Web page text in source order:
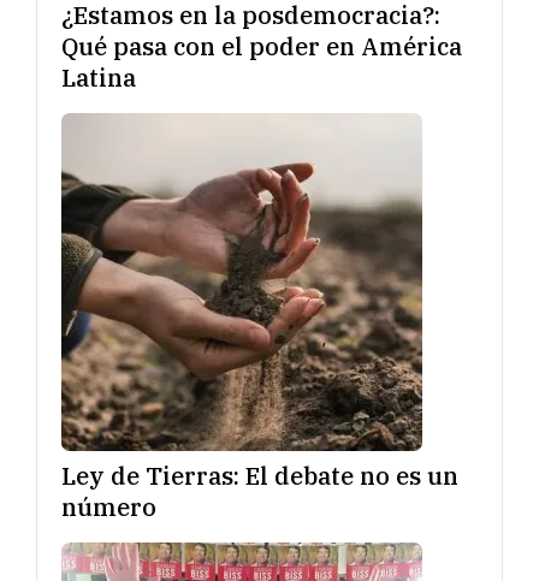
¿Estamos en la posdemocracia?:
Qué pasa con el poder en América
Latina
Ley de Tierras: El debate no es un
número